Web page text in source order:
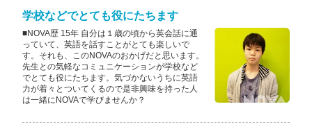
学校などでとても役にたちます
■NOVA歴 15年 自分は１歳の頃から英会話に通
っていて、英語を話すことがとても楽しいで
す。それも、このNOVAのおかげだと思います。
先生との気軽なコミュニケーションが学校など
でとても役にたちます。気づかないうちに英語
力が着々とついてくるので是非興味を持った人
は一緒にNOVAで学びませんか？